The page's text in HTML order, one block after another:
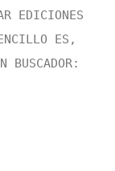
EDICIONES
ES,
BUSCADOR: